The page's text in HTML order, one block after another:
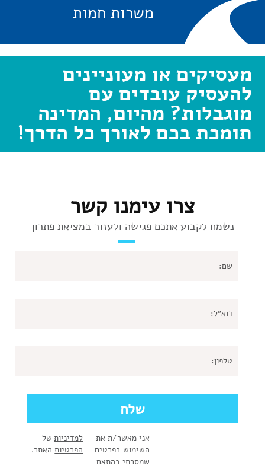
משרות חמות
מעסיקים או מעוניינים
להעסיק עובדים עם
מוגבלות? מהיום, המדינה
תומכת בכם לאורך כל הדרך!
צרו עימנו קשר
נשמח לקבוע אתכם פגישה ולעזור במציאת פתרון
אני מאשר/ת את
השימוש בפרטים
שמסרתי בהתאם
למדיניות
הפרטיות
של
האתר.